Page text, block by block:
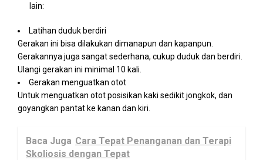
lain:
Latihan duduk berdiri
Gerakan ini bisa dilakukan dimanapun dan kapanpun.
Gerakannya juga sangat sederhana, cukup duduk dan berdiri.
Ulangi gerakan ini minimal 10 kali.
Gerakan menguatkan otot
Untuk menguatkan otot posisikan kaki sedikit jongkok, dan
goyangkan pantat ke kanan dan kiri.
Baca Juga Cara Tepat Penanganan dan Terapi
Skoliosis dengan Tepat